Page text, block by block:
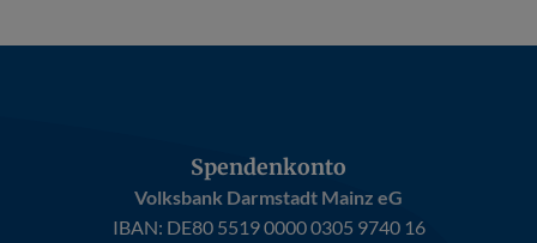
Spendenkonto
Volksbank Darmstadt Mainz eG
IBAN: DE80 5519 0000 0305 9740 16